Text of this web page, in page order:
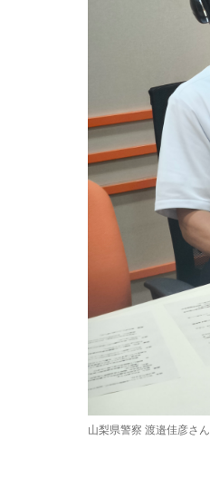
山梨県警察 渡邉佳彦さん